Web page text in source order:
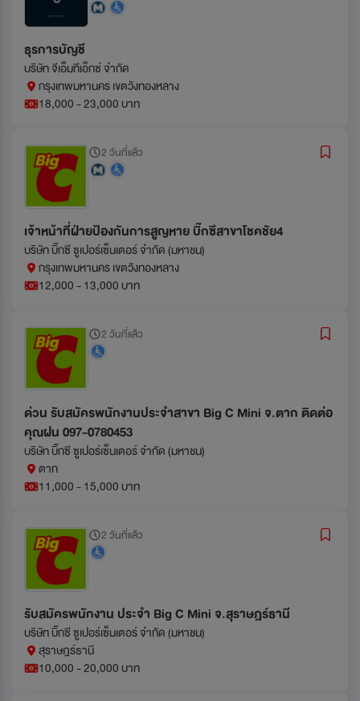
ธุรการบัญชี
บริษัท จีเอ็มทีเอ็กซ์ จำกัด
กรุงเทพมหานคร เขตวังทองหลาง
18,000 - 23,000 บาท
2 วันที่แล้ว
เจ้าหน้าที่ฝ่ายป้องกันการสูญหาย บิ๊กซีสาขาโชคชัย4
บริษัท บิ๊กซี ซูเปอร์เซ็นเตอร์ จำกัด (มหาชน)
กรุงเทพมหานคร เขตวังทองหลาง
12,000 - 13,000 บาท
2 วันที่แล้ว
ด่วน รับสมัครพนักงานประจำสาขา Big C Mini จ.ตาก ติดต่อ
คุณฝน 097-0780453
บริษัท บิ๊กซี ซูเปอร์เซ็นเตอร์ จำกัด (มหาชน)
ตาก
11,000 - 15,000 บาท
2 วันที่แล้ว
รับสมัครพนักงาน ประจำ Big C Mini จ.สุราษฎร์ธานี
บริษัท บิ๊กซี ซูเปอร์เซ็นเตอร์ จำกัด (มหาชน)
สุราษฎร์ธานี
10,000 - 20,000 บาท